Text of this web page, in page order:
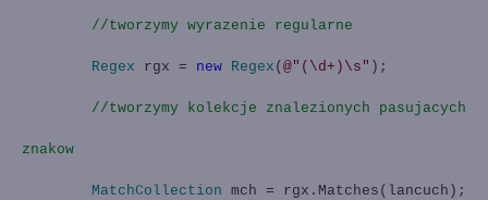
//tworzymy wyrazenie regularne
Regex rgx = new Regex ( @"(\d+)\s" );
//tworzymy kolekcje znalezionych pasujacych
znakow
MatchCollection mch = rgx.Matches(lancuch);